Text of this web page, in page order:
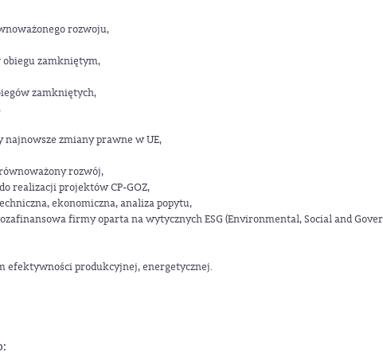
rozwoju,
obiegu zamkniętym,
zamkniętych,
zmiany prawne w UE,
rozwój,
realizacji projektów CP-GOZ,
ekonomiczna, analiza popytu,
firmy oparta na wytycznych ESG (Environmental, Social and
efektywności produkcyjnej, energetycznej.